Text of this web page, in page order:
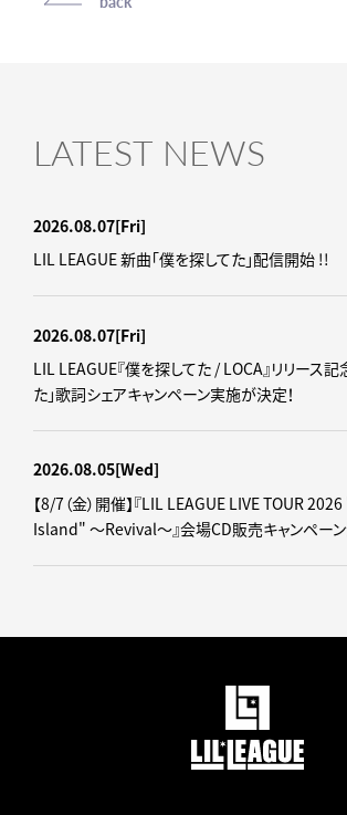
LATEST NEWS
2026.08.07[Fri]
LIL LEAGUE 新曲「僕を探してた」配信開始 !!
2026.08.07[Fri]
LIL LEAGUE『僕を探してた / LOCA』リリース記
た」歌詞シェアキャンペーン実施が決定！
2026.08.05[Wed]
【8/7（金）開催】『LIL LEAGUE LIVE TOUR
Island" ～Revival～』会場CD販売キャンペー